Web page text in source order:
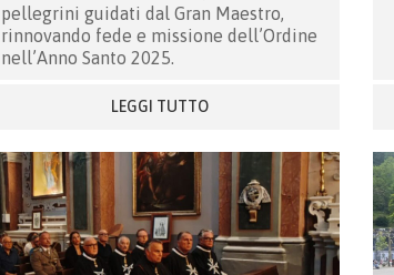
pellegrini guidati dal Gran Maestro,
rinnovando fede e missione dell’Ordine
nell’Anno Santo 2025.
LEGGI TUTTO